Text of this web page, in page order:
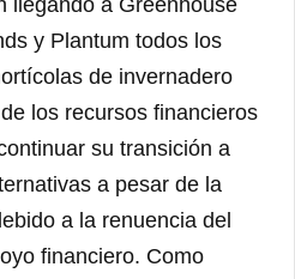
llegando a Greenhouse
y Plantum todos los
de invernadero
los recursos financieros
su transición a
a pesar de la
a la renuencia del
financiero. Como